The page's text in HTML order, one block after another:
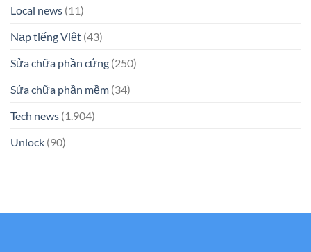
Local news (11)
Nạp tiếng Việt (43)
Sửa chữa phần cứng (250)
Sửa chữa phần mềm (34)
Tech news (1.904)
Unlock (90)